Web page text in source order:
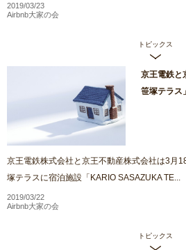
2019/03/23
Airbnb大家の会
トピックス
京王電鉄と
笹塚テラ
京王電鉄株式会社と京王不動産株式会社は3月
塚テラスに宿泊施設「KARIO SASAZUKA TE...
2019/03/22
Airbnb大家の会
トピックス